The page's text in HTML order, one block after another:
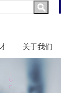
关于我们